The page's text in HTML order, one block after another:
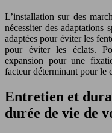
L’installation sur des
nécessiter des adaptations
adaptées pour éviter les
pour éviter les éclats.
expansion pour une
facteur déterminant pour le
Entretien et
durée de vie de